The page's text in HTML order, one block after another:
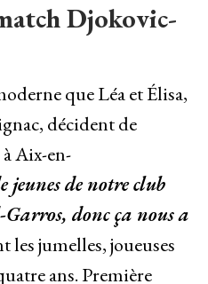
Djokovic-
que Léa et Élisa,
décident de
Aix-en-
jeunes de notre club
donc ça nous a
les jumelles, joueuses
ans. Première